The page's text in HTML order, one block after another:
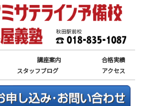
講座案内
合格実績
スタッフブログ アクセス